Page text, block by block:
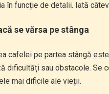
în funcție de detalii. Iată
se vărsa pe stânga
cafelei pe partea stângă
dificultăți sau obstacole. Se
mai dificile ale vieții.